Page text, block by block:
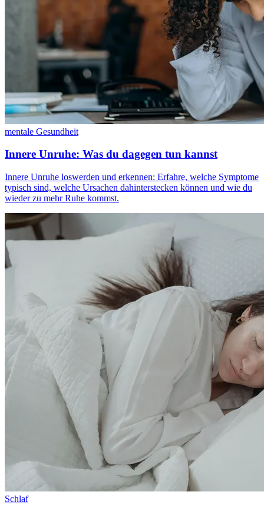
mentale Gesundheit
Innere Unruhe: Was du dagegen tun kannst
Innere Unruhe loswerden und erkennen: Erfahre, welche Symptome
typisch sind, welche Ursachen dahinterstecken können und wie du
wieder zu mehr Ruhe kommst.
Schlaf